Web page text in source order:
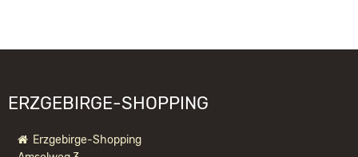
ERZGEBIRGE-SHOPPING
Erzgebirge-Shopping